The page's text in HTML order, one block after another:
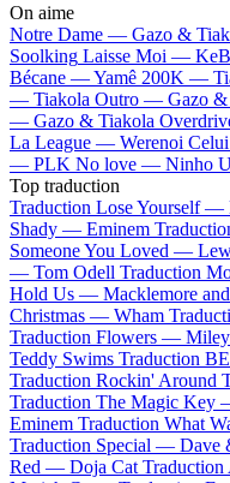
On aime
Notre Dame — Gazo &
Soolking Laisse Moi —
Bécane —Yamê 200K —
— Tiakola Outro — Gazo
— Gazo & Tiakola
La League — Werenoi
— PLK No love — Ninho
Top traduction
Traduction Lose Yourself —
Shady — Eminem
Someone You Loved —
— Tom Odell Traduction
Hold Us — Macklemore
Christmas — Wham
Traduction Flowers —
Teddy Swims Traduction
Traduction Rockin' Around
Traduction The Magic Key
Eminem Traduction What
Traduction Special — Dave
Red — Doja Cat